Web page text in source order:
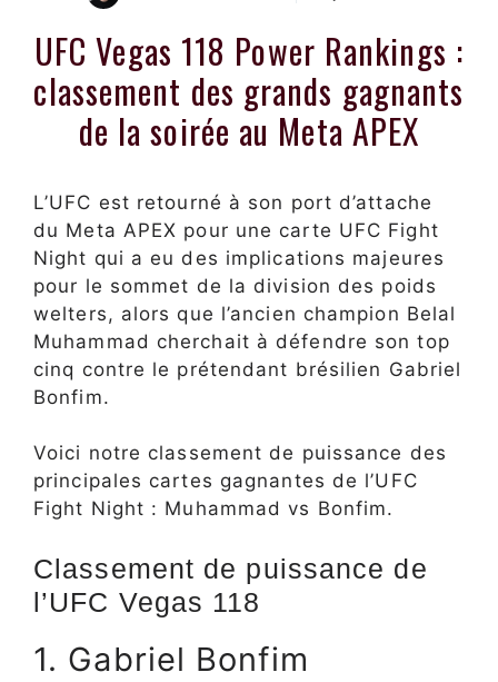
UFC Vegas 118 Power Rankings :
classement des grands gagnants
de la soirée au Meta APEX
L’UFC est retourné à son port d’attache
du Meta APEX pour une carte UFC Fight
Night qui a eu des implications majeures
pour le sommet de la division des poids
welters, alors que l’ancien champion Belal
Muhammad cherchait à défendre son top
cinq contre le prétendant brésilien Gabriel
Bonfim.
Voici notre classement de puissance des
principales cartes gagnantes de l’UFC
Fight Night : Muhammad vs Bonfim.
Classement de puissance de
l’UFC Vegas 118
1. Gabriel Bonfim